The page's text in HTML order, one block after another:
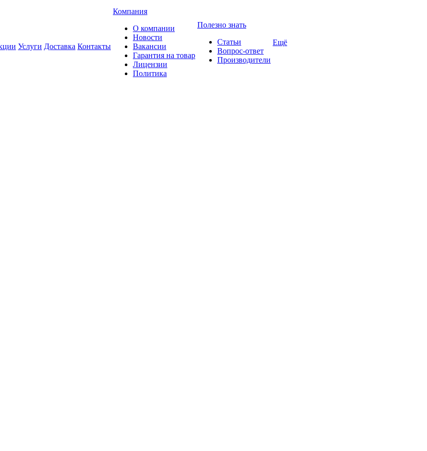
Услуги Доставка Контакты
Компания
О компании
Новости
Вакансии
Гарантия на товар
Лицензии
Политика
Полезно знать
Статьи
Вопрос-ответ
Производители
Ещё